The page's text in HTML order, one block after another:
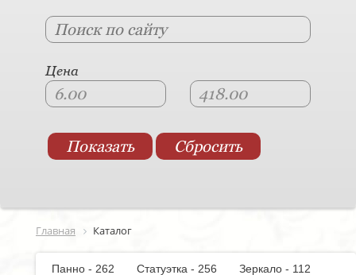
Цена
Главная Каталог
Панно - 262 Статуэтка - 256
Зеркало - 112